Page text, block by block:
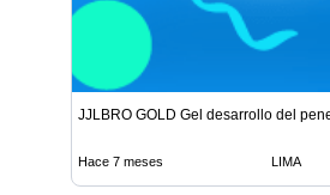
JJLBRO GOLD Gel desarrollo del
Hace 7 meses LIMA